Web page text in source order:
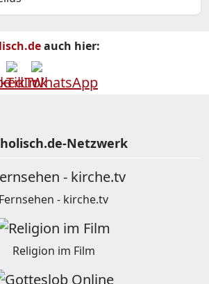
auch hier:
Netzwerk
Fernsehen - kirche.tv
Religion im Film